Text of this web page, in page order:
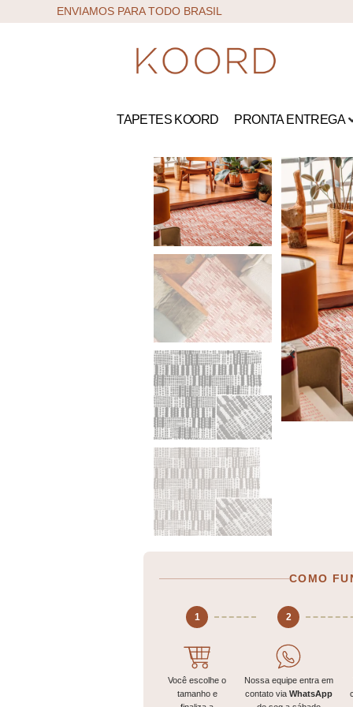
ENVIAMOS PARA TODO BRASIL
TAPETES KOORD PRONTA ENTREGA
COMO
1
Você escolhe o
tamanho e
2
Nossa equipe entra em
contato via WhatsApp